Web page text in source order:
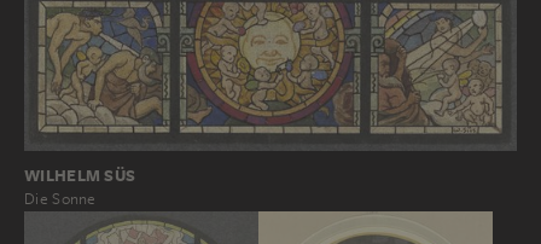
WILHELM SÜS
Die Sonne